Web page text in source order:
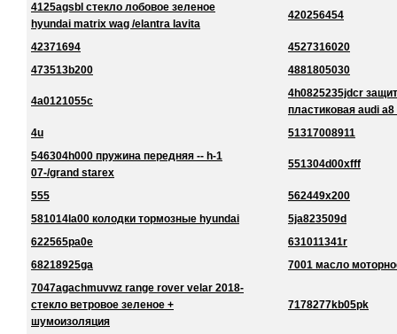
4125agsbl стекло лобовое зеленое
hyundai matrix wag /elantra lavita
420256454
42371694
4527316020
473513b200
4881805030
4a0121055c
4h0825235jdcr
пластиковая audi
4u
51317008911
546304h000 пружина передняя -- h-1
07-/grand starex
551304d00xfff
555
562449x200
581014la00 колодки тормозные hyundai
5ja823509d
622565pa0e
631011341r
68218925ga
7001 масло
7047agachmuvwz range rover velar 2018-
стекло ветровое зеленое +
шумоизоляция
7178277kb05pk